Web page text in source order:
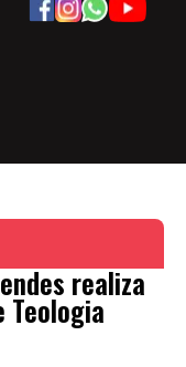
realiza
Teologia